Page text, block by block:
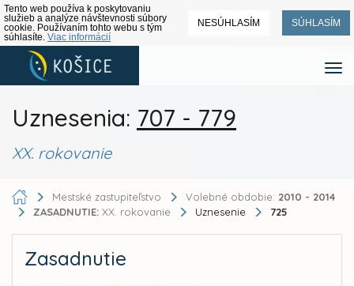
Tento web používa k poskytovaniu
služieb a analýze návštevnosti súbory
cookie. Používaním tohto webu s tým
súhlasíte. Viac informácií
NESÚHLASÍM SÚHLASÍM
Uznesenia: 707 - 779
XX. rokovanie
Mestské zastupiteľstvo Volebné obdobie: 2010 - 2014
ZASADNUTIE: XX. rokovanie Uznesenie 725
Zasadnutie